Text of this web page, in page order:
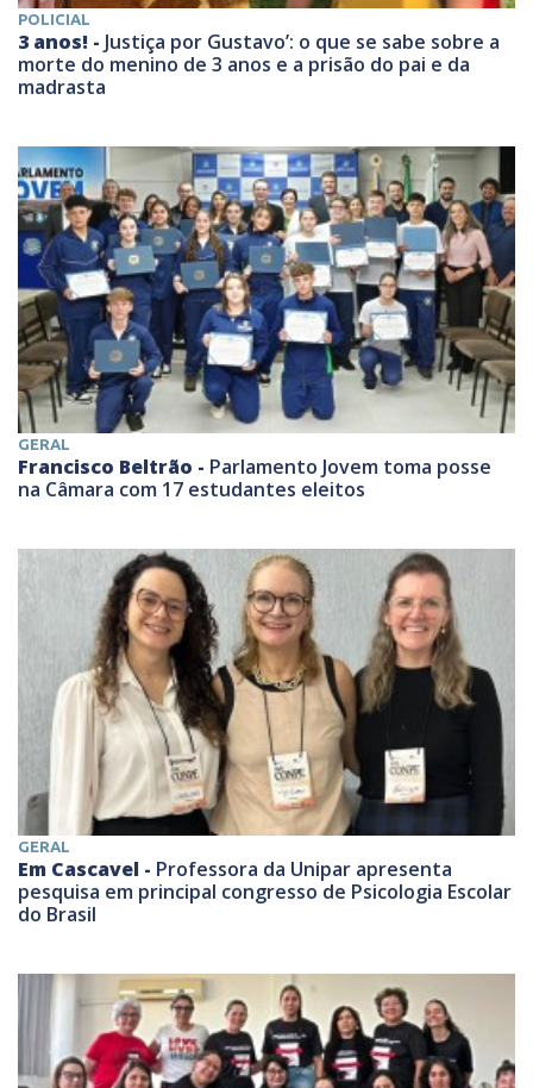
POLICIAL
3 anos! - Justiça por Gustavo’: o que se sabe sobre a
morte do menino de 3 anos e a prisão do pai e da
madrasta
GERAL
Francisco Beltrão - Parlamento Jovem toma posse
na Câmara com 17 estudantes eleitos
GERAL
Em Cascavel - Professora da Unipar apresenta
pesquisa em principal congresso de Psicologia Escolar
do Brasil